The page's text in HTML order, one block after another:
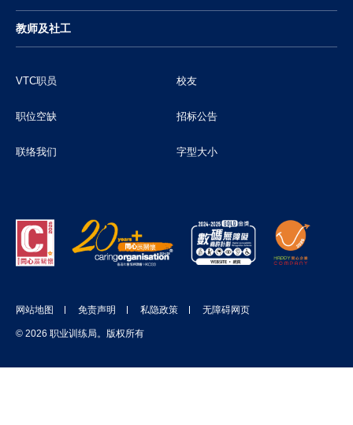
教师及社工
VTC职员 校友
职位空缺 招标公告
联络我们 字型大小
网站地图 免责声明 私隐政策 无障碍网页
© 2026 职业训练局。版权所有